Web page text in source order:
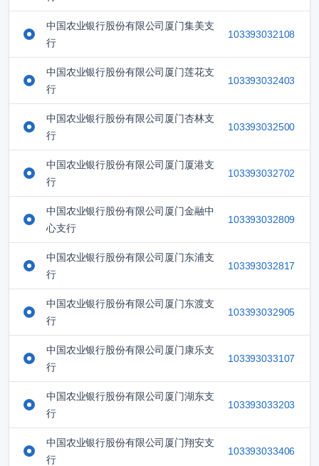
中国农业银行股份有限公司厦门集美支
行
103393032108
中国农业银行股份有限公司厦门莲花支
行
103393032403
中国农业银行股份有限公司厦门杏林支
行
103393032500
中国农业银行股份有限公司厦门厦港支
行
103393032702
中国农业银行股份有限公司厦门金融中
心支行
103393032809
中国农业银行股份有限公司厦门东浦支
行
103393032817
中国农业银行股份有限公司厦门东渡支
行
103393032905
中国农业银行股份有限公司厦门康乐支
行
103393033107
中国农业银行股份有限公司厦门湖东支
行
103393033203
中国农业银行股份有限公司厦门翔安支
行
103393033406